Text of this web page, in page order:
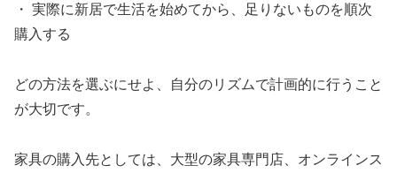
・ 実際に新居で生活を始めてから、足りないものを順次
購入する
どの方法を選ぶにせよ、自分のリズムで計画的に行うこと
が大切です。
家具の購入先としては、大型の家具専門店、オンラインス